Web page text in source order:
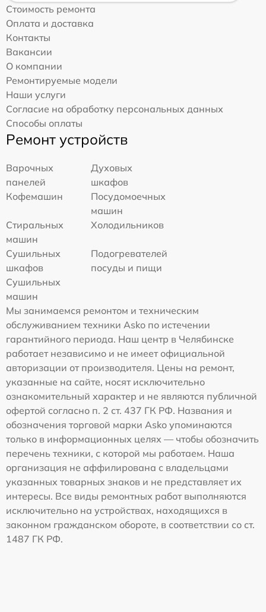
Стоимость ремонта
Оплата и доставка
Контакты
Вакансии
О компании
Ремонтируемые модели
Наши услуги
Согласие на обработку персональных данных
Способы оплаты
Ремонт устройств
Варочных
панелей
Духовых
шкафов
Кофемашин
Посудомоечных
машин
Стиральных
машин
Холодильников
Сушильных
шкафов
Подогревателей
посуды и пищи
Сушильных
машин
Мы занимаемся ремонтом и техническим
обслуживанием техники Asko по истечении
гарантийного периода. Наш центр в Челябинске
работает независимо и не имеет официальной
авторизации от производителя. Цены на ремонт,
указанные на сайте, носят исключительно
ознакомительный характер и не являются публичной
офертой согласно п. 2 ст. 437 ГК РФ. Названия и
обозначения торговой марки Asko упоминаются
только в информационных целях — чтобы обозначить
перечень техники, с которой мы работаем. Наша
организация не аффилирована с владельцами
указанных товарных знаков и не представляет их
интересы. Все виды ремонтных работ выполняются
исключительно на устройствах, находящихся в
законном гражданском обороте, в соответствии со ст.
1487 ГК РФ.